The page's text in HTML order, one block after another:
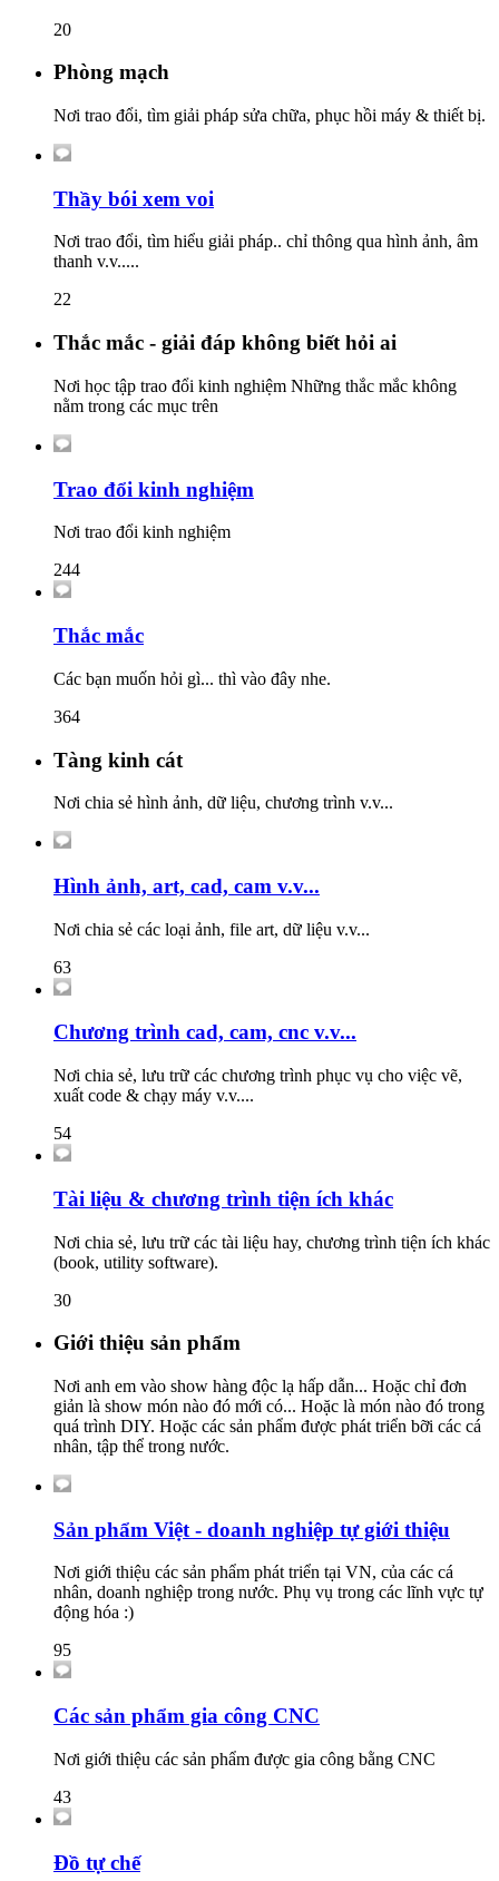
20
Phòng mạch
Nơi trao đổi, tìm giải pháp sửa chữa, phục hồi máy & thiết bị.
Thầy bói xem voi
Nơi trao đổi, tìm hiểu giải pháp.. chỉ thông qua hình ảnh, âm
thanh v.v.....
22
Thắc mắc - giải đáp không biết hỏi ai
Nơi học tập trao đổi kinh nghiệm Những thắc mắc không
nằm trong các mục trên
Trao đổi kinh nghiệm
Nơi trao đổi kinh nghiệm
244
Thắc mắc
Các bạn muốn hỏi gì... thì vào đây nhe.
364
Tàng kinh cát
Nơi chia sẻ hình ảnh, dữ liệu, chương trình v.v...
Hình ảnh, art, cad, cam v.v...
Nơi chia sẻ các loại ảnh, file art, dữ liệu v.v...
63
Chương trình cad, cam, cnc v.v...
Nơi chia sẻ, lưu trữ các chương trình phục vụ cho việc vẽ,
xuất code & chạy máy v.v....
54
Tài liệu & chương trình tiện ích khác
Nơi chia sẻ, lưu trữ các tài liệu hay, chương trình tiện ích khác
(book, utility software).
30
Giới thiệu sản phẩm
Nơi anh em vào show hàng độc lạ hấp dẫn... Hoặc chỉ đơn
giản là show món nào đó mới có... Hoặc là món nào đó trong
quá trình DIY. Hoặc các sản phẩm được phát triển bỡi các cá
nhân, tập thể trong nước.
Sản phẩm Việt - doanh nghiệp tự giới thiệu
Nơi giới thiệu các sản phẩm phát triển tại VN, của các cá
nhân, doanh nghiệp trong nước. Phụ vụ trong các lĩnh vực tự
động hóa :)
95
Các sản phẩm gia công CNC
Nơi giới thiệu các sản phẩm được gia công bằng CNC
43
Đồ tự chế